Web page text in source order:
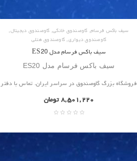
سیف باکس فرسام, گاوصندوق خانگی, گاوصندوق دیجیتال,
گاوصندوق دیواری, گاوصندوق هتلی
سیف باکس فرسام مدل ES20
سیف باکس فرسام مدل ES20
فروشگاه بزرگ گاوصندوق در سراسر ایران. تماس با دفتر
۸,۵۰۱,۲۲۰تومان